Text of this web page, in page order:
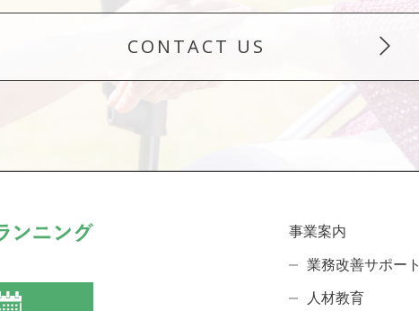
CONTACT US
事業案内
業務改善サポート
人材教育